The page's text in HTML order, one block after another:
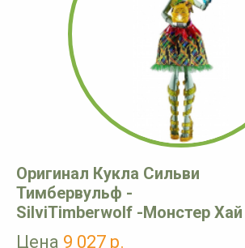
Оригинал Кукла Сильви
Тимбервульф -
SilviTimberwolf -Монстер Хай
Цена 9 027 р.